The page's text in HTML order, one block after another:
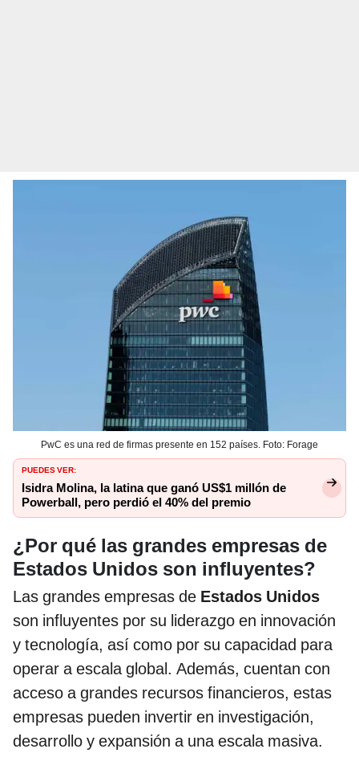
PwC es una red de firmas presente en 152 países. Foto: Forage
PUEDES VER:
Isidra Molina, la latina que ganó US$1 millón de
Powerball, pero perdió el 40% del premio
¿Por qué las grandes empresas de
Estados Unidos son influyentes?
Las grandes empresas de Estados Unidos
son influyentes por su liderazgo en innovación
y tecnología, así como por su capacidad para
operar a escala global. Además, cuentan con
acceso a grandes recursos financieros, estas
empresas pueden invertir en investigación,
desarrollo y expansión a una escala masiva.